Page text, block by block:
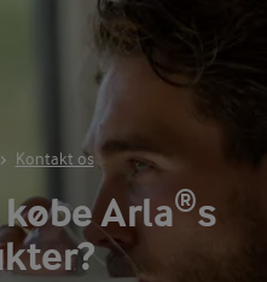
Kontakt os
Arla®s